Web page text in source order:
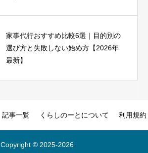
家事代行おすすめ比較6選｜目的別の
選び方と失敗しない始め方【2026年
最新】
ピラティス資格おすすめ比較｜種
類・費用・期間と失敗しない選び方
記事一覧 くらしのーとについて 利用規約
Copyright © 2025‐2026